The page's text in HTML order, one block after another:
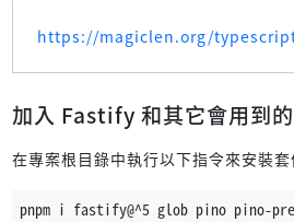
https://magiclen.org/
加入 Fastify 和其它會用到
在專案根目錄中執行以下指令來安裝套
pnpm i fastify@^5 glob pino pino-